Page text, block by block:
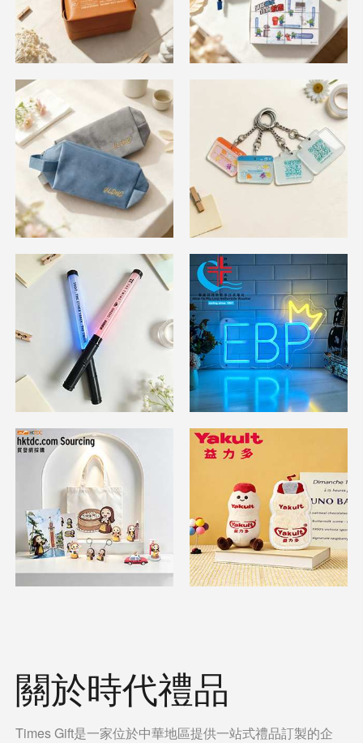
關於時代禮品
Times Gift是一家位於中華地區提供一站式禮品訂製的企